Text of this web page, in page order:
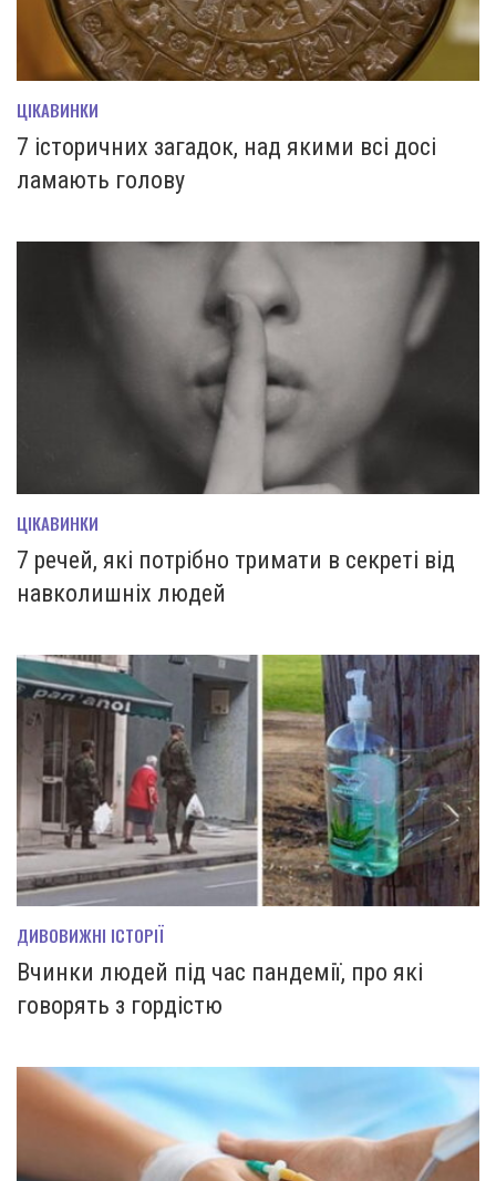
ЦІКАВИНКИ
7 історичних загадок, над якими всі досі
ламають голову
ЦІКАВИНКИ
7 речей, які потрібно тримати в секреті від
навколишніх людей
ДИВОВИЖНІ ІСТОРІЇ
Вчинки людей під час пандемії, про які
говорять з гордістю